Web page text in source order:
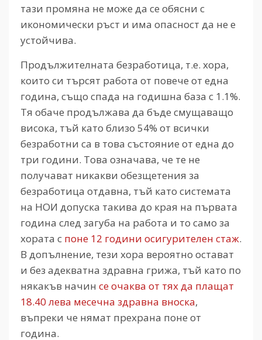
тази промяна не може да се обясни с
икономически ръст и има опасност да не е
устойчива.
Продължителната безработица, т.е. хора,
които си търсят работа от повече от една
година, също спада на годишна база с 1.1%.
Тя обаче продължава да бъде смущаващо
висока, тъй като близо 54% от всички
безработни са в това състояние от една до
три години. Това означава, че те не
получават никакви обезщетения за
безработица отдавна, тъй като системата
на НОИ допуска такива до края на първата
година след загуба на работа и то само за
хората с поне 12 години осигурителен стаж.
В допълнение, тези хора вероятно остават
и без адекватна здравна грижа, тъй като по
някакъв начин се очаква от тях да плащат
18.40 лева месечна здравна вноска,
въпреки че нямат прехрана поне от
година.